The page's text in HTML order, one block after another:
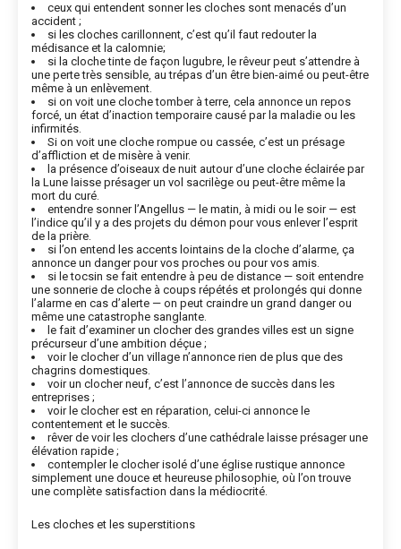
ceux qui entendent sonner les cloches sont menacés d’un
accident ;
si les cloches carillonnent, c’est qu’il faut redouter la
médisance et la calomnie;
si la cloche tinte de façon lugubre, le rêveur peut s’attendre à
une perte très sensible, au trépas d’un être bien-aimé ou peut-être
même à un enlèvement.
si on voit une cloche tomber à terre, cela annonce un repos
forcé, un état d’inaction temporaire causé par la maladie ou les
infirmités.
Si on voit une cloche rompue ou cassée, c’est un présage
d’affliction et de misère à venir.
la présence d’oiseaux de nuit autour d’une cloche éclairée par
la Lune laisse présager un vol sacrilège ou peut-être même la
mort du curé.
entendre sonner l’Angellus — le matin, à midi ou le soir — est
l’indice qu’il y a des projets du démon pour vous enlever l’esprit
de la prière.
si l’on entend les accents lointains de la cloche d’alarme, ça
annonce un danger pour vos proches ou pour vos amis.
si le tocsin se fait entendre à peu de distance — soit entendre
une sonnerie de cloche à coups répétés et prolongés qui donne
l’alarme en cas d’alerte — on peut craindre un grand danger ou
même une catastrophe sanglante.
le fait d’examiner un clocher des grandes villes est un signe
précurseur d’une ambition déçue ;
voir le clocher d’un village n’annonce rien de plus que des
chagrins domestiques.
voir un clocher neuf, c’est l’annonce de succès dans les
entreprises ;
voir le clocher est en réparation, celui-ci annonce le
contentement et le succès.
rêver de voir les clochers d’une cathédrale laisse présager une
élévation rapide ;
contempler le clocher isolé d’une église rustique annonce
simplement une douce et heureuse philosophie, où l’on trouve
une complète satisfaction dans la médiocrité.
Les cloches et les superstitions